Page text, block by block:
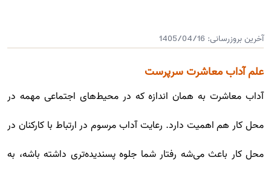
آخرین بروزرسانی: 1405/04/16
علم آداب معاشرت سرپرست
آداب معاشرت به همان اندازه که در محیط‌های اجتماعی مهمه در
محل کار هم اهمیت دارد. رعایت آداب مرسوم در ارتباط با کارکنان در
محل کار باعث می‌شه رفتار شما جلوه پسندیده‌تری داشته باشه، به